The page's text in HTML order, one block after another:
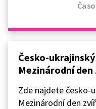
Česko-
Mezinárodní
Zde najdete česko-
Mezinárodní den